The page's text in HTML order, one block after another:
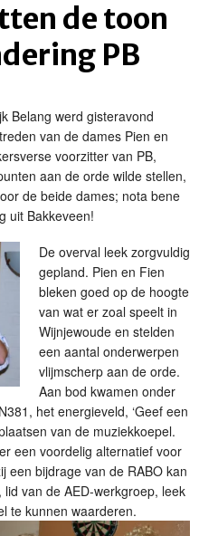
de toon
PB
Belang werd gisteravond
van de dames Pien en
voorzitter van PB,
aan de orde wilde stellen,
de beide dames; nota bene
uit Bakkeveen!
De overval leek zorgvuldig
gepland. Pien en Fien
bleken goed op de hoogte
van wat er zoal speelt in
Wijnjewoude en stelden
een aantal onderwerpen
vlijmscherp aan de orde.
Aan bod kwamen onder
het energieveld, ‘Geef een
van de muziekkoepel.
een voordelig alternatief voor
een bijdrage van de RABO kan
van de AED-werkgroep, leek
te kunnen waarderen.